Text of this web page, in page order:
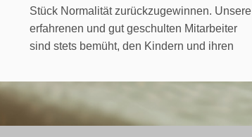
Stück Normalität zurückzugewinnen. Unsere
erfahrenen und gut geschulten Mitarbeiter
sind stets bemüht, den Kindern und ihren